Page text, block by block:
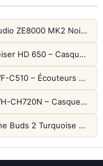
Final Audio ZE8000 MK2 Noir – Écouteurs True Wireless audiophiles 8K Sound
Sennheiser HD 650 – Casque audiophile ouvert pour l'écoute analytique
Sony WF-C510 – Écouteurs True Wireless compacts, autonomie 22h et multipoint
Sony WH-CH720N – Casque ANC 35h, Ultra-léger (192g) avec Processeur V1
JBL Tune Buds 2 Turquoise – Écouteurs True Wireless avec ANC et autonomie 48h